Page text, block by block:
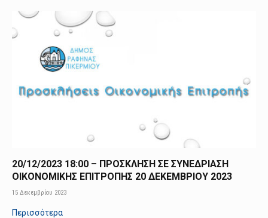
20/12/2023 18:00 – ΠΡΟΣΚΛΗΣΗ ΣΕ ΣΥΝΕΔΡΙΑΣΗ
ΟΙΚΟΝΟΜΙΚΗΣ ΕΠΙΤΡΟΠΗΣ 20 ΔΕΚΕΜΒΡΙΟΥ 2023
15 Δεκεμβρίου 2023
Περισσότερα